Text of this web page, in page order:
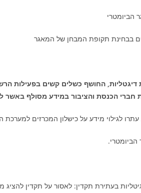
הביומטרי
בבחינת תקופת המבחן של המאגר
דיגטליות, החושף כשלים קשים בפעילות
הכנסת והציבור במידע מסולף באשר
לגילוי מידע על כישלון המכרזים למערכת
בעתירת תקדין: לאסור על תקדין להציג